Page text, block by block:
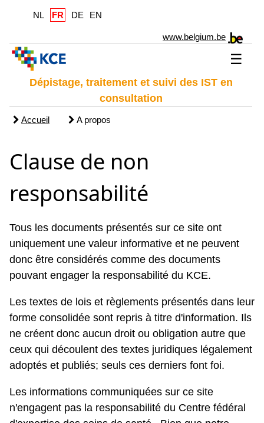
NL FR DE EN
www.belgium.be
☰
Dépistage, traitement et suivi des IST en
consultation
Accueil A propos
Clause de non
responsabilité
Tous les documents présentés sur ce site ont
uniquement une valeur informative et ne peuvent
donc être considérés comme des documents
pouvant engager la responsabilité du KCE.
Les textes de lois et règlements présentés dans leur
forme consolidée sont repris à titre d'information. Ils
ne créent donc aucun droit ou obligation autre que
ceux qui découlent des textes juridiques légalement
adoptés et publiés; seuls ces derniers font foi.
Les informations communiquées sur ce site
n'engagent pas la responsabilité du Centre fédéral